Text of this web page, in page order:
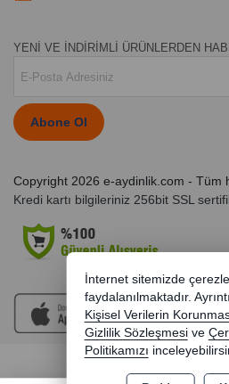
YENİ VE İNDİRİMLİ ÜRÜNLERDEN
Abone Ol
Copyright 2026 e-aydinlik.com - Tüm
Kredi kartı bilgileriniz 256bit SSL
Bu site AKINSOFT E-Ticaret
İnternet sitemizde
faydalanılmaktadır.
Kişisel Verilerin
Gizlilik Sözleşmesi ve
Politikamızı